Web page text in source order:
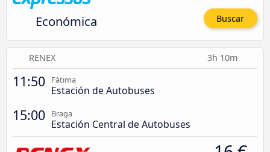
Económica Buscar
RENEX 3h 10m
11:50 Fátima
Estación de Autobuses
15:00 Braga
Estación Central de Autobuses